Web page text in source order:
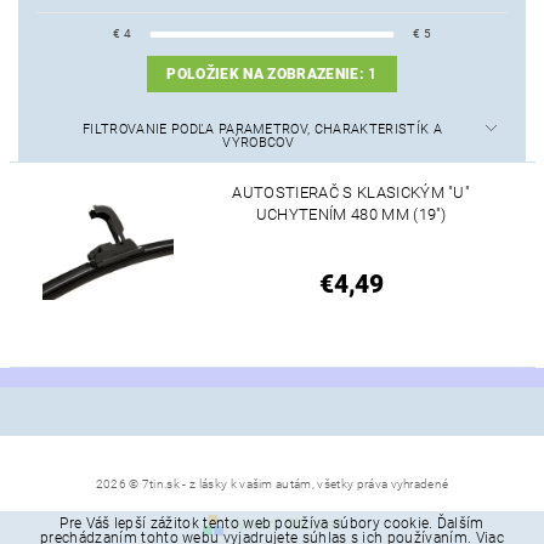
€ 4 € 5
POLOŽIEK NA ZOBRAZENIE: 1
FILTROVANIE PODĽA PARAMETROV, CHARAKTERISTÍK A
VÝROBCOV
AUTOSTIERAČ S KLASICKÝM "U"
UCHYTENÍM 480 MM (19")
€4,49
2026 © 7tin.sk - z lásky k vašim autám, všetky práva vyhradené
Vytvoril Shoptet
Pre Váš lepší zážitok tento web používa súbory cookie. Ďalším
prechádzaním tohto webu vyjadrujete súhlas s ich používaním. Viac